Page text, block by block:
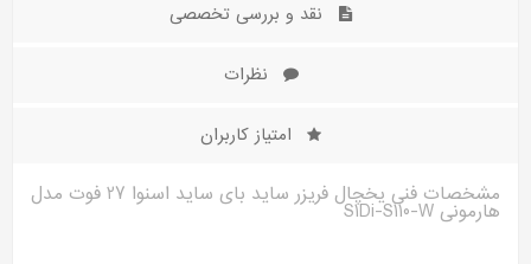
نقد و بررسی تخصصی
نظرات
امتیاز کاربران
مشخصات فنی یخچال فریزر ساید بای ساید اسنوا 27 فوت مدل
هارمونی S1Di-S110-W